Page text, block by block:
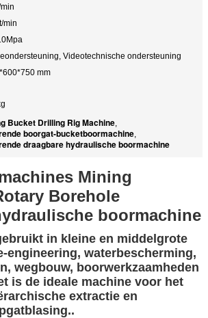
min
Videotechnische ondersteuning
mm
Bucket Drilling Rig Machine,
boorgat-bucketboormachine,
draagbare hydraulische boormachine
Mining
Borehole
boormachine
in kleine en middelgrote
engineering, waterbescherming,
wegbouw, boorwerkzaamheden
is de ideale machine voor het
extractie en